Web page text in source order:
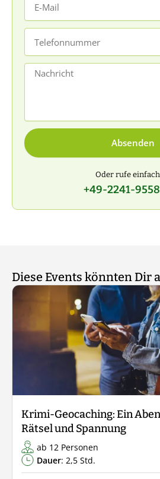
Mail
Nachricht
Absenden
Oder rufe
+49-2241-
Diese Events könnten Dir
Krimi-Geocaching: Ein
Rätsel und Spannung
ab 12 Personen
Dauer: 2,5 Std.